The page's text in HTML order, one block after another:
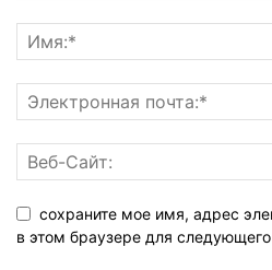
сохраните мое имя, адрес
в этом браузере для